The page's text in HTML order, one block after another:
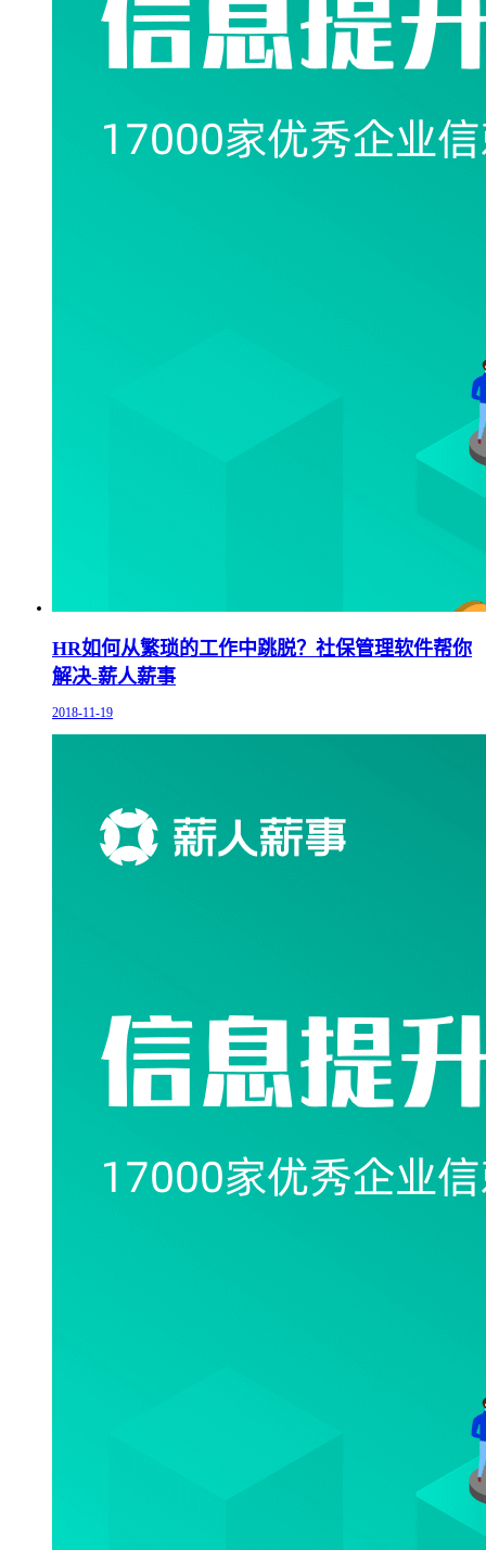
HR如何从繁琐的工作中跳脱？社保管理软件帮你
解决-薪人薪事
2018-11-19